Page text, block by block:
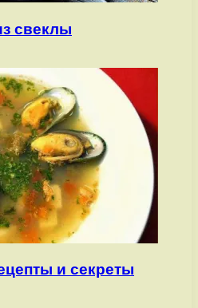
свеклы
и секреты